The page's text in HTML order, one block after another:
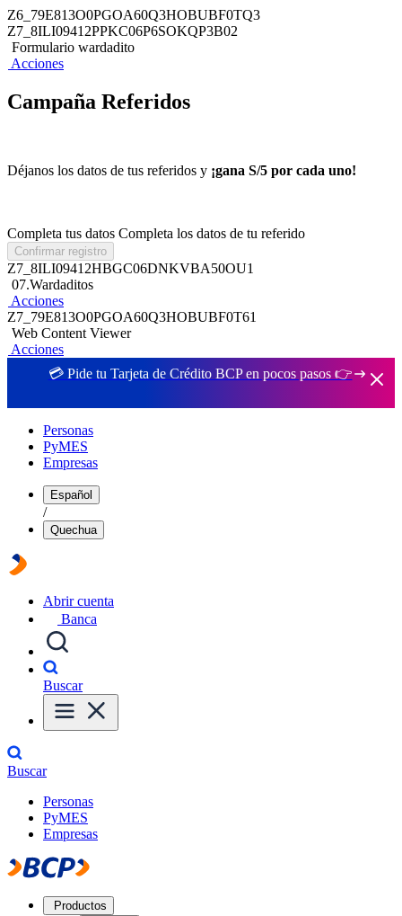
Z6_79E813O0PGOA60Q3HOBUBF0TQ3
Z7_8ILI09412PPKC06P6SOKQP3B02
Formulario wardadito
Acciones
Campaña Referidos
Déjanos los datos de tus referidos y ¡gana S/5 por cada uno!
Completa tus datos Completa los datos de tu referido
Confirmar registro
Z7_8ILI09412HBGC06DNKVBA50OU1
07.Wardaditos
Acciones
Z7_79E813O0PGOA60Q3HOBUBF0T61
Web Content Viewer
Acciones
💳 Pide tu Tarjeta de Crédito BCP en pocos pasos 👉
Personas
PyMES
Empresas
Español
/
Quechua
Abrir cuenta
Banca
Buscar
Buscar
Personas
PyMES
Empresas
Productos